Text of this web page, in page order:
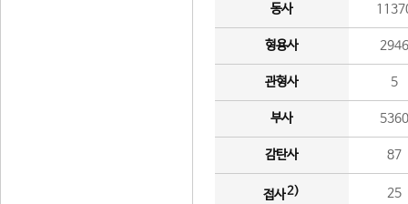
동사
형용사 2946
관형사 5
부사 5360
감탄사 87
접사2) 25